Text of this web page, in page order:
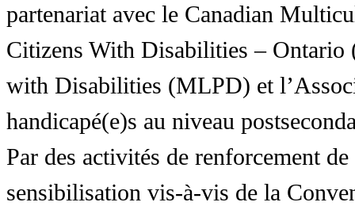
partenariat avec le Canadian
Citizens With Disabilities – Ontario
with Disabilities (MLPD) et
handicapé(e)s au niveau
Par des activités de renforcement
sensibilisation vis-à-vis de la